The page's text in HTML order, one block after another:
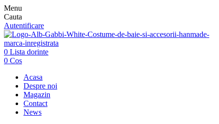
Menu
Cauta
Autentificare
0 Lista dorinte
0 Cos
Acasa
Despre noi
Magazin
Contact
News